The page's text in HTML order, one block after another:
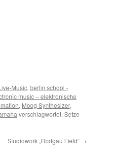
Music, berlin school -
music – elektronische
, Moog Synthesizer,
verschlagwortet. Setze
Studiowork „Rodgau Field“ →